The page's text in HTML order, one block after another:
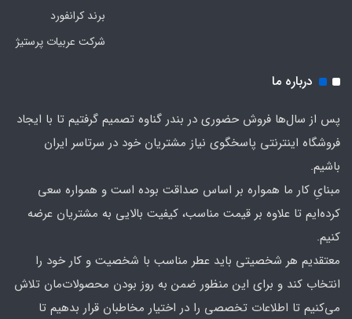
برند کرانفورد
شرکت عربیات پرستیژ
درباره ما
پس از سال‌ها فروش حضوری در بندر گناوه تصمیم گرفتیم تا با ایجاد
فروشگاه اینترنتی پاسخگوی نیاز مشتریان خود در سرتاسر ایران
باشیم.
مبنایِ کار ما همواره بر اساس صداقت بوده است و همواره سعی
کرده‌ایم تا علاوه بر قیمت مناسب، کیفیت بالایی به مشتریان عرضه
کنیم.
معتقدیم هر شخصیتی باید عطر مناسب با شخصیت و کار خود را
انتخاب کند و برای این منظور ضمن به روز بودن محصولات‌مان تلاش
می‌کنیم تا اطلاعات تخصصی را در اختیار مخاطبان قرار بدهیم تا